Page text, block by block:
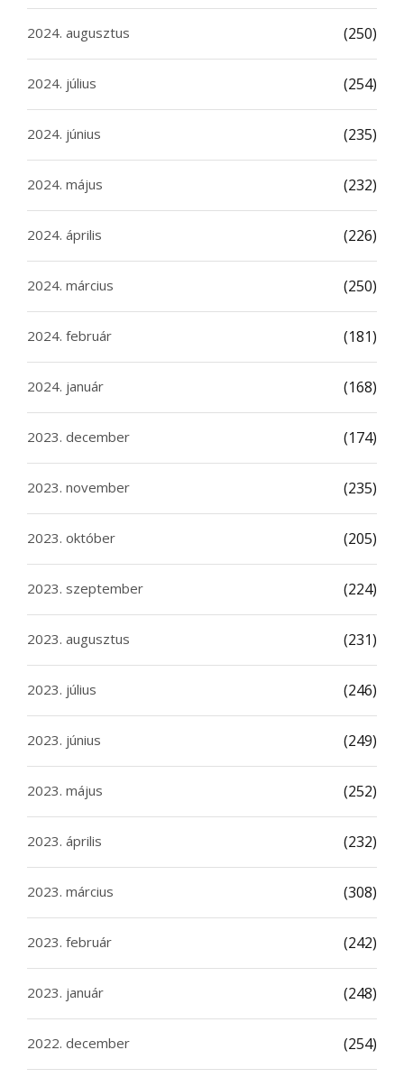
2024. augusztus (250)
2024. július (254)
2024. június (235)
2024. május (232)
2024. április (226)
2024. március (250)
2024. február (181)
2024. január (168)
2023. december (174)
2023. november (235)
2023. október (205)
2023. szeptember (224)
2023. augusztus (231)
2023. július (246)
2023. június (249)
2023. május (252)
2023. április (232)
2023. március (308)
2023. február (242)
2023. január (248)
2022. december (254)